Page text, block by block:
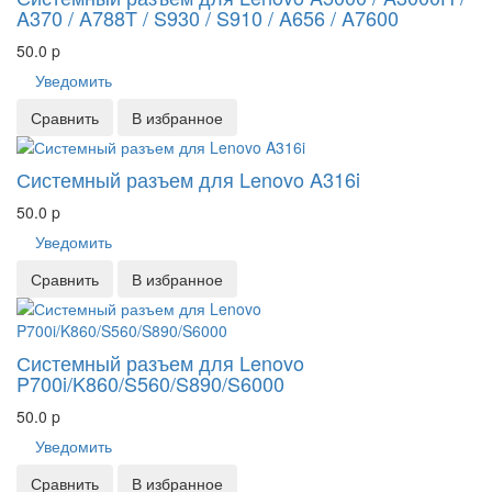
A370 / A788T / S930 / S910 / A656 / A7600
50.0 p
Уведомить
Сравнить
В избранное
Системный разъем для Lenovo A316i
50.0 p
Уведомить
Сравнить
В избранное
Системный разъем для Lenovo
P700i/K860/S560/S890/S6000
50.0 p
Уведомить
Сравнить
В избранное